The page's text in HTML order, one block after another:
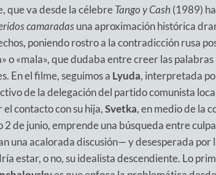
que va desde la célebreTango y Cash(1989)
camaradasuna aproximación histórica
poniendo rostro a la contradicción rusa
o «mala», que dudaba entre creer las
En el filme, seguimos a Lyuda, interpretada
de la delegación del partido comunista
contacto con su hija,Svetka, en medio de la
2 de junio, emprende una búsqueda entre
una acalorada discusión— y desesperada por
estar, o no, su idealista descendiente. Lo